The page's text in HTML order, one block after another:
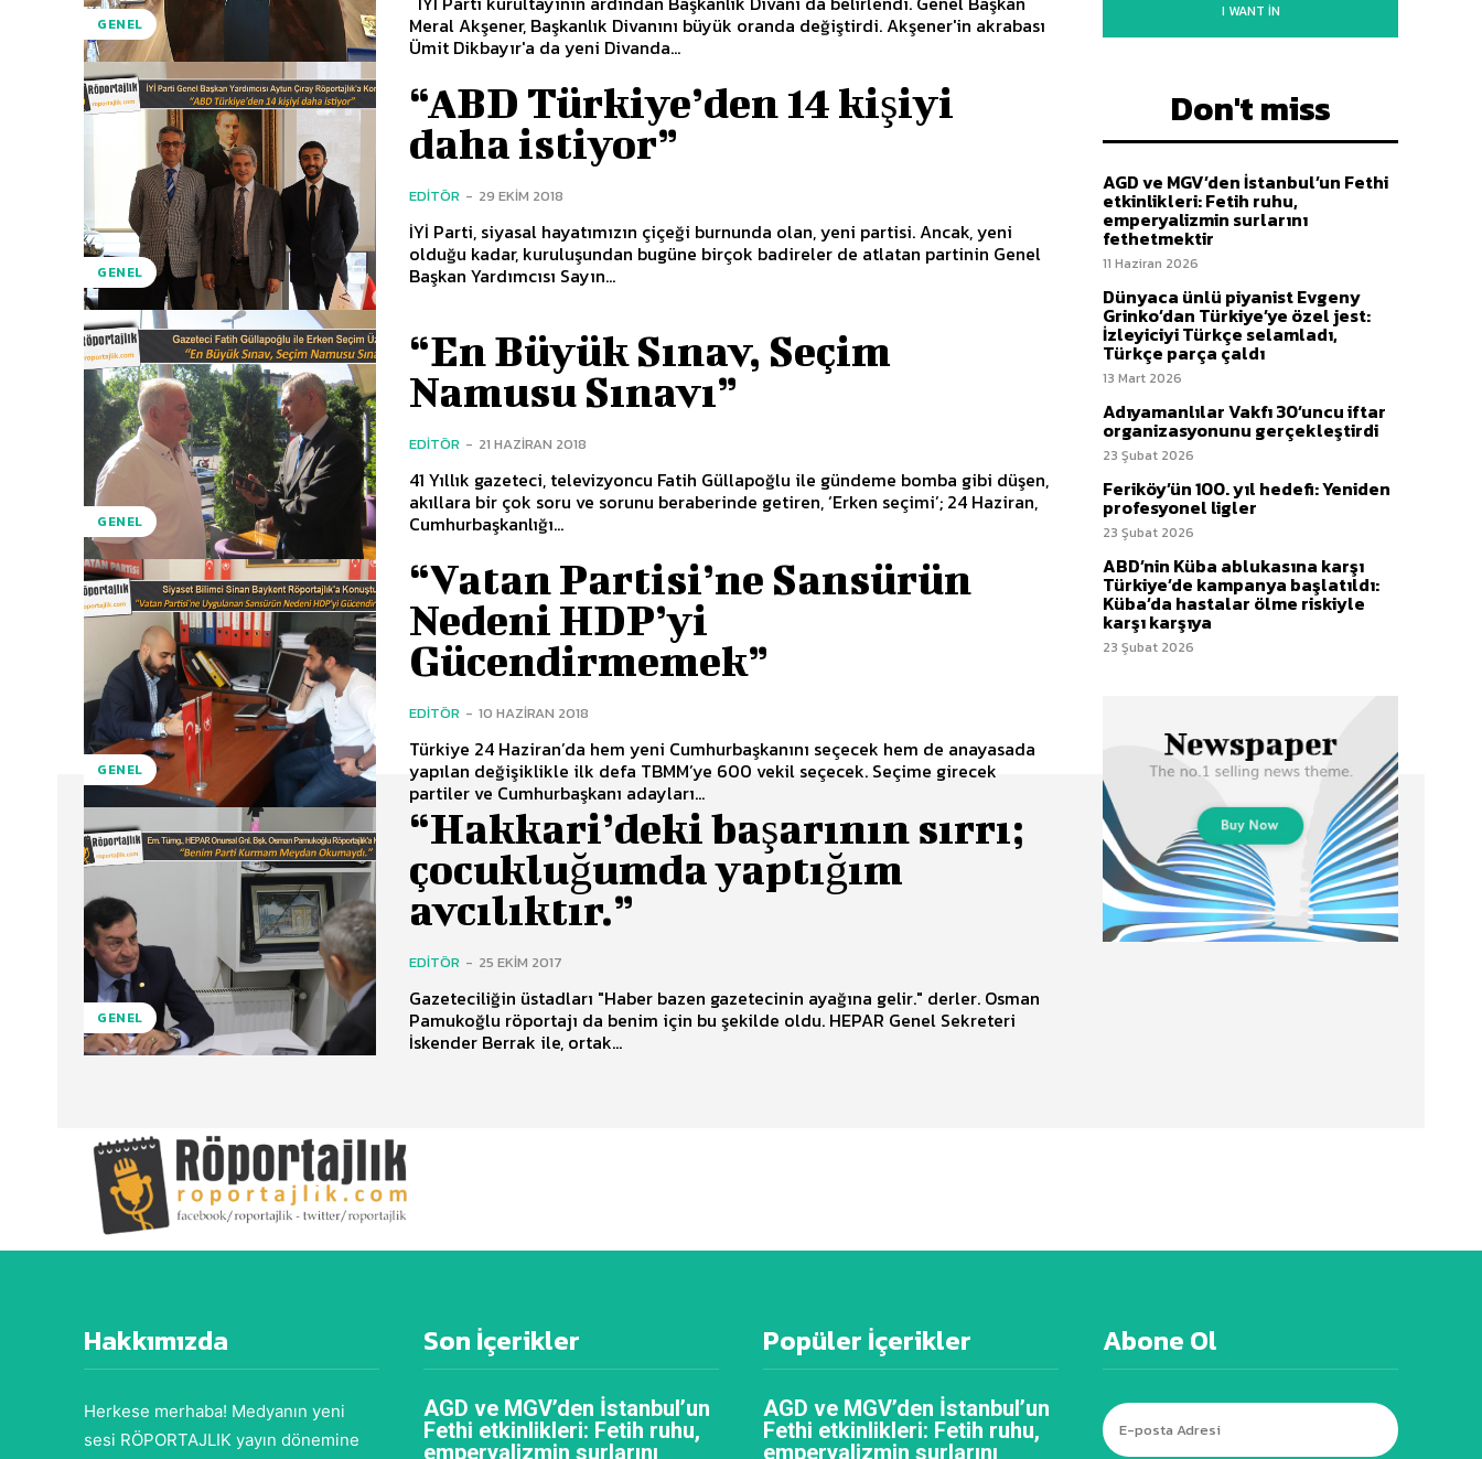
GENEL
Meral Akşener, Başkanlık Divanını büyük oranda değiştirdi. Akşener'in akrabası
Ümit Dikbayır'a da yeni Divanda...
GENEL
“ABD Türkiye’den 14 kişiyi
daha istiyor”
EDITÖR - 29 EKIM 2018
İYİ Parti, siyasal hayatımızın çiçeği burnunda olan, yeni partisi. Ancak, yeni
olduğu kadar, kuruluşundan bugüne birçok badireler de atlatan partinin Genel
Başkan Yardımcısı Sayın...
GENEL
“En Büyük Sınav, Seçim
Namusu Sınavı”
EDITÖR - 21 HAZIRAN 2018
41 Yıllık gazeteci, televizyoncu Fatih Güllapoğlu ile gündeme bomba gibi düşen,
akıllara bir çok soru ve sorunu beraberinde getiren, ‘Erken seçimi’; 24 Haziran,
Cumhurbaşkanlığı...
GENEL
“Vatan Partisi’ne Sansürün
Nedeni HDP’yi
Gücendirmemek”
EDITÖR - 10 HAZIRAN 2018
Türkiye 24 Haziran’da hem yeni Cumhurbaşkanını seçecek hem de anayasada
yapılan değişiklikle ilk defa TBMM’ye 600 vekil seçecek. Seçime girecek
partiler ve Cumhurbaşkanı adayları...
GENEL
“Hakkari’deki başarının sırrı;
çocukluğumda yaptığım
avcılıktır.”
EDITÖR - 25 EKIM 2017
Gazeteciliğin üstadları "Haber bazen gazetecinin ayağına gelir." derler. Osman
Pamukoğlu röportajı da benim için bu şekilde oldu. HEPAR Genel Sekreteri
İskender Berrak ile, ortak...
I WANT IN
Don't miss
AGD ve MGV’den İstanbul’un Fethi
etkinlikleri: Fetih ruhu,
emperyalizmin surlarını
fethetmektir
11 Haziran 2026
Dünyaca ünlü piyanist Evgeny
Grinko’dan Türkiye’ye özel jest:
İzleyiciyi Türkçe selamladı,
Türkçe parça çaldı
13 Mart 2026
Adıyamanlılar Vakfı 30’uncu iftar
organizasyonunu gerçekleştirdi
23 Şubat 2026
Feriköy’ün 100. yıl hedefi: Yeniden
profesyonel ligler
23 Şubat 2026
ABD’nin Küba ablukasına karşı
Türkiye’de kampanya başlatıldı:
Küba’da hastalar ölme riskiyle
karşı karşıya
23 Şubat 2026
Hakkımızda
Herkese merhaba! Medyanın yeni
sesi RÖPORTAJLIK yayın dönemine
Son İçerikler
AGD ve MGV’den İstanbul’un
Fethi etkinlikleri: Fetih ruhu,
emperyalizmin surlarını
Popüler İçerikler
AGD ve MGV’den İstanbul’un
Fethi etkinlikleri: Fetih ruhu,
emperyalizmin surlarını
Abone Ol